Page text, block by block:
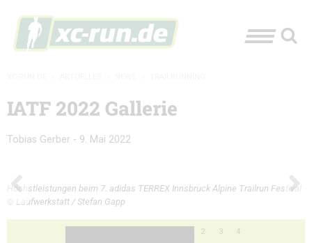
IATF 2022 Gallerie
Tobias Gerber - 9. Mai 2022
Höchstleistungen beim 7. adidas TERREX Innsbruck Alpine Trailrun Festival
© Laufwerkstatt / Stefan Gapp
2 3 4